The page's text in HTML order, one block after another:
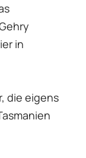
in
die eigens